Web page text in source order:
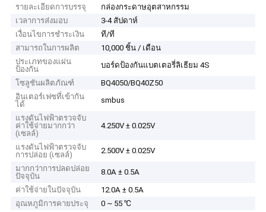
รายละเอียดการบรรจุ
กล่องกระดาษอุตสาหกรรม
เวลาการส่งมอบ
3-4 สัปดาห์
เงื่อนไขการชำระเงิน
ที/ที
สามารถในการผลิต
10,000 ชิ้น / เดือน
ประเภทของแผ่น
ป้องกัน
บอร์ดป้องกันแบตเตอรี่ลิเธียม 4S
โซลูชันผลิตภัณฑ์
BQ4050/BQ40Z50
อินเตอร์เฟซที่เข้ากัน
ได้
smbus
แรงดันไฟฟ้าตรวจจับ
ค่าใช้จ่ายมากกว่า
(เซลล์)
4.250V ± 0.025V
แรงดันไฟฟ้าตรวจจับ
การปล่อย (เซลล์)
2.500V ± 0.025V
มากกว่าการปลดปล่อย
ปัจจุบัน
8.0A ± 0.5A
ค่าใช้จ่ายในปัจจุบัน
12.0A ± 0.5A
อุณหภูมิการคายประจุ
0 ~ 55 ℃